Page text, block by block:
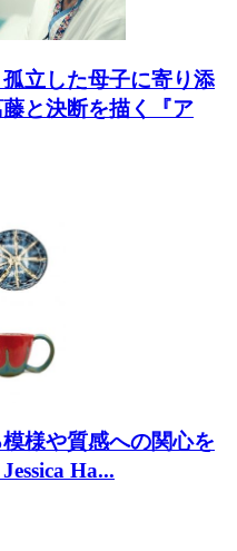
孤立した母子に寄り添
と決断を描く『ア
様や質感への関心を
Ha...